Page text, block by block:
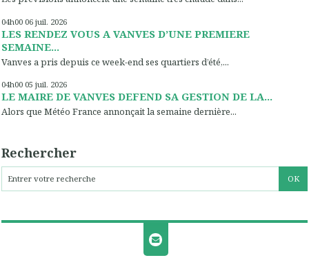
04h00 06 juil. 2026
LES RENDEZ VOUS A VANVES D’UNE PREMIERE
SEMAINE...
Vanves a pris depuis ce week-end ses quartiers d’été,...
04h00 05 juil. 2026
LE MAIRE DE VANVES DEFEND SA GESTION DE LA...
Alors que Météo France annonçait la semaine dernière...
Rechercher